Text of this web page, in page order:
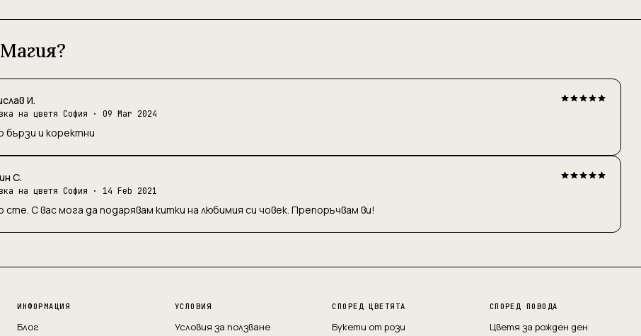
И.
на цветя София · 09 Mar 2024
бързи и коректни
С.
на цветя София · 14 Feb 2021
сте. С вас мога да подарявам китки на любимия си човек. Препоръчвам ви!
ИНФОРМАЦИЯ
Блог
УСЛОВИЯ
Условия за ползване
СПОРЕД ЦВЕТЯТА
Букети от рози
СПОРЕД ПОВОДА
Цветя за рожден ден